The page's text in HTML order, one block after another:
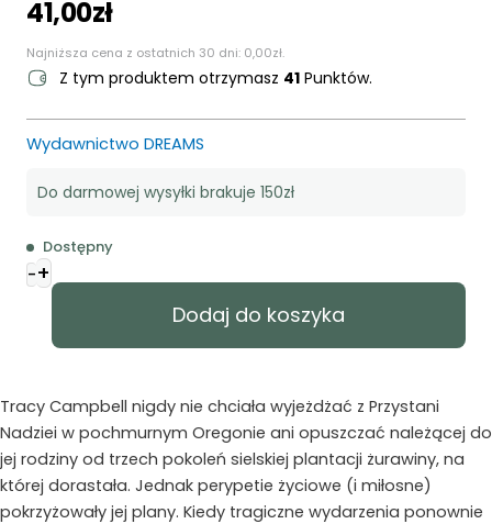
41,00zł
Najniższa cena z ostatnich 30 dni: 0,00zł.
Z tym produktem otrzymasz 41 Punktów.
Wydawnictwo DREAMS
Do darmowej wysyłki brakuje 150zł
Dostępny
-ilość
Hannon
+
Dodaj do koszyka
Tracy Campbell nigdy nie chciała wyjeżdżać z Przystani
Nadziei w pochmurnym Oregonie ani opuszczać należącej do
jej rodziny od trzech pokoleń sielskiej plantacji żurawiny, na
której dorastała. Jednak perypetie życiowe (i miłosne)
pokrzyżowały jej plany. Kiedy tragiczne wydarzenia ponownie